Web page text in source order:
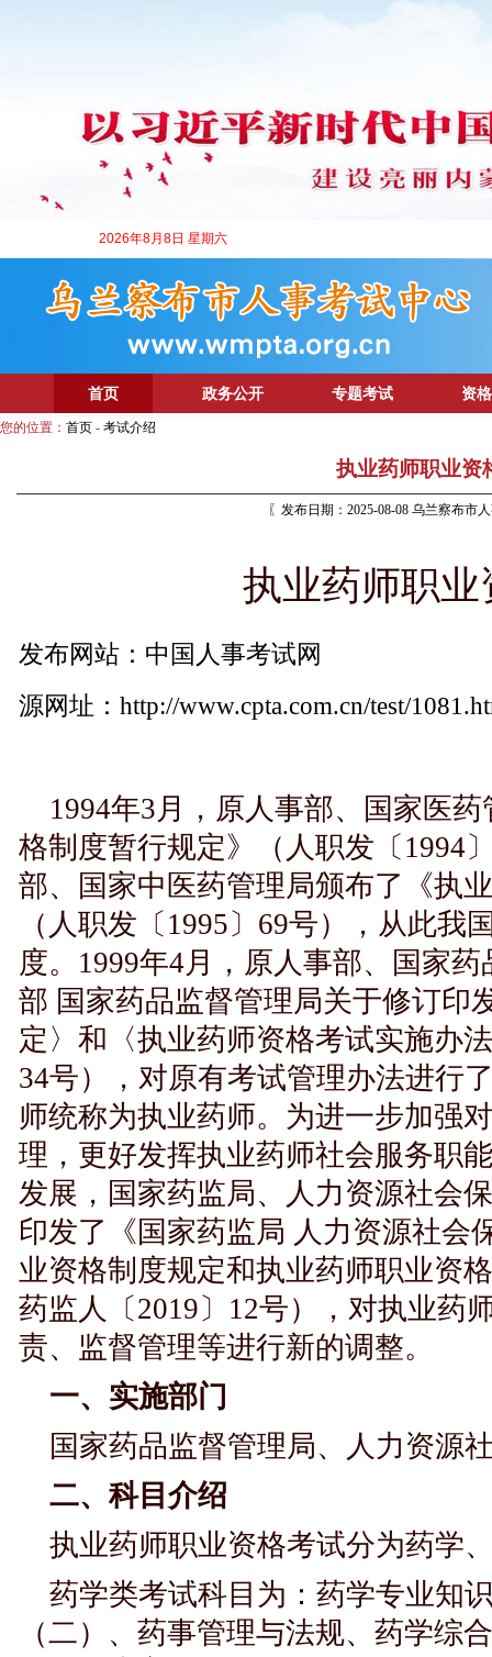
2026年8月8日 星期六
首页 政务公开 专题考试 资
您的位置： 首页 - 考试介绍
执业药师职业资
〖发布日期：2025-08-08 乌兰察布市
执业药师职业
发布网站：中国人事考试网
源网址： http://www.cpta.com.cn/test/
1994年3月，原人事部、国家医
格制度暂行规定》（人职发〔1994
部、国家中医药管理局颁布了《执
（人职发〔1995〕69号），从此我
度。1999年4月，原人事部、国家
部 国家药品监督管理局关于修订印
定〉和〈执业药师资格考试实施办
34号），对原有考试管理办法进行
师统称为执业药师。为进一步加强
理，更好发挥执业药师社会服务职
发展，国家药监局、人力资源社会
印发了《国家药监局 人力资源社会
业资格制度规定和执业药师职业资
药监人〔2019〕12号），对执业药
责、监督管理等进行新的调整。
一、实施部门
国家药品监督管理局、人力资源
二、科目介绍
执业药师职业资格考试分为药学
药学类考试科目为：药学专业知
（二）、药事管理与法规、药学综